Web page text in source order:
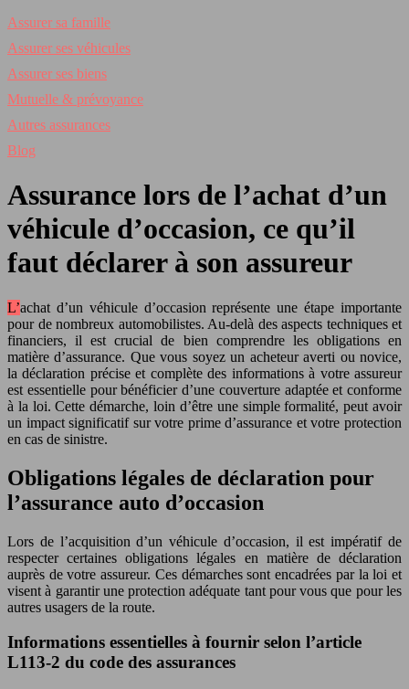
Assurer sa famille
Assurer ses véhicules
Assurer ses biens
Mutuelle & prévoyance
Autres assurances
Blog
Assurance lors de l’achat d’un
véhicule d’occasion, ce qu’il
faut déclarer à son assureur
L’achat d’un véhicule d’occasion représente une étape importante
pour de nombreux automobilistes. Au-delà des aspects techniques et
financiers, il est crucial de bien comprendre les obligations en
matière d’assurance. Que vous soyez un acheteur averti ou novice,
la déclaration précise et complète des informations à votre assureur
est essentielle pour bénéficier d’une couverture adaptée et conforme
à la loi. Cette démarche, loin d’être une simple formalité, peut avoir
un impact significatif sur votre prime d’assurance et votre protection
en cas de sinistre.
Obligations légales de déclaration pour
l’assurance auto d’occasion
Lors de l’acquisition d’un véhicule d’occasion, il est impératif de
respecter certaines obligations légales en matière de déclaration
auprès de votre assureur. Ces démarches sont encadrées par la loi et
visent à garantir une protection adéquate tant pour vous que pour les
autres usagers de la route.
Informations essentielles à fournir selon l’article
L113-2 du code des assurances